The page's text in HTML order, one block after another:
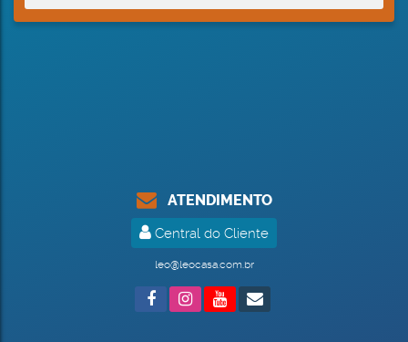
ATENDIMENTO
Central do Cliente
leo@leocasa.com.br